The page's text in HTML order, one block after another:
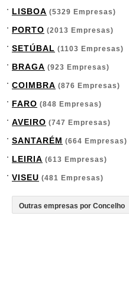
LISBOA (5329 Empresas)
PORTO (2013 Empresas)
SETÚBAL (1103 Empresas)
BRAGA (923 Empresas)
COIMBRA (876 Empresas)
FARO (848 Empresas)
AVEIRO (747 Empresas)
SANTARÉM (664 Empresas)
LEIRIA (613 Empresas)
VISEU (481 Empresas)